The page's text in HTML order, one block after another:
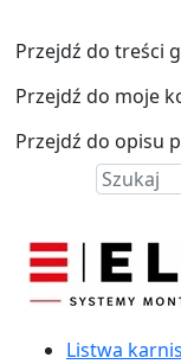
Przejdź do treści
Przejdź do moje
Przejdź do opisu
Listwa